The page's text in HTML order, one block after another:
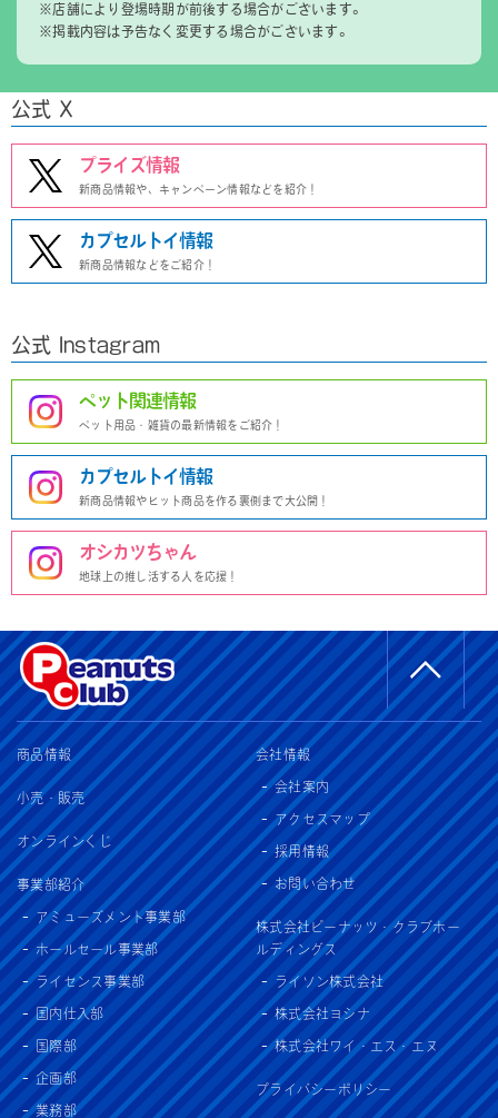
※店舗により登場時期が前後する場合がございます。
※掲載内容は予告なく変更する場合がございます。
公式 X
プライズ情報
新商品情報や、キャンペーン情報などを紹介！
カプセルトイ情報
新商品情報などをご紹介！
公式 Instagram
ペット関連情報
ペット用品・雑貨の最新情報をご紹介！
カプセルトイ情報
新商品情報やヒット商品を作る裏側まで大公開！
オシカツちゃん
地球上の推し活する人を応援！
商品情報
小売・販売
オンラインくじ
事業部紹介
アミューズメント事業部
ホールセール事業部
ライセンス事業部
国内仕入部
国際部
企画部
業務部
会社情報
会社案内
アクセスマップ
採用情報
お問い合わせ
株式会社ピーナッツ・クラブホー
ルディングス
ライソン株式会社
株式会社ヨシナ
株式会社ワイ・エス・エヌ
プライバシーポリシー